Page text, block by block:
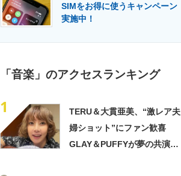
SIMをお得に使うキャンペーン
実施中！
「音楽」のアクセスランキング
1
TERU＆大貫亜美、“激レア夫
婦ショット”にファン歓喜
GLAY＆PUFFYが夢の共演